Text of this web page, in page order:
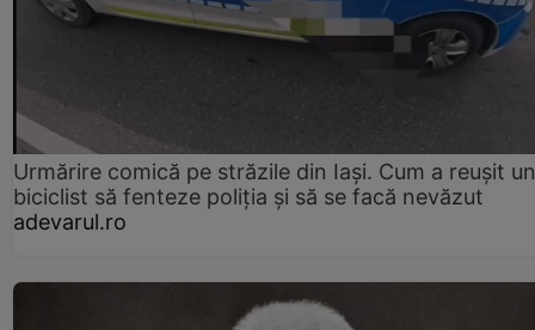
Urmărire comică pe străzile din Iași. Cum a reușit un
biciclist să fenteze poliția și să se facă nevăzut
adevarul.ro